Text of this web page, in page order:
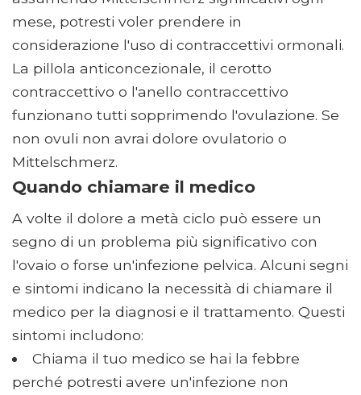
mese, potresti voler prendere in
considerazione l'uso di contraccettivi ormonali.
La pillola anticoncezionale, il cerotto
contraccettivo o l'anello contraccettivo
funzionano tutti sopprimendo l'ovulazione. Se
non ovuli non avrai dolore ovulatorio o
Mittelschmerz.
Quando chiamare il medico
A volte il dolore a metà ciclo può essere un
segno di un problema più significativo con
l'ovaio o forse un'infezione pelvica. Alcuni segni
e sintomi indicano la necessità di chiamare il
medico per la diagnosi e il trattamento. Questi
sintomi includono:
Chiama il tuo medico se hai la febbre
perché potresti avere un'infezione non